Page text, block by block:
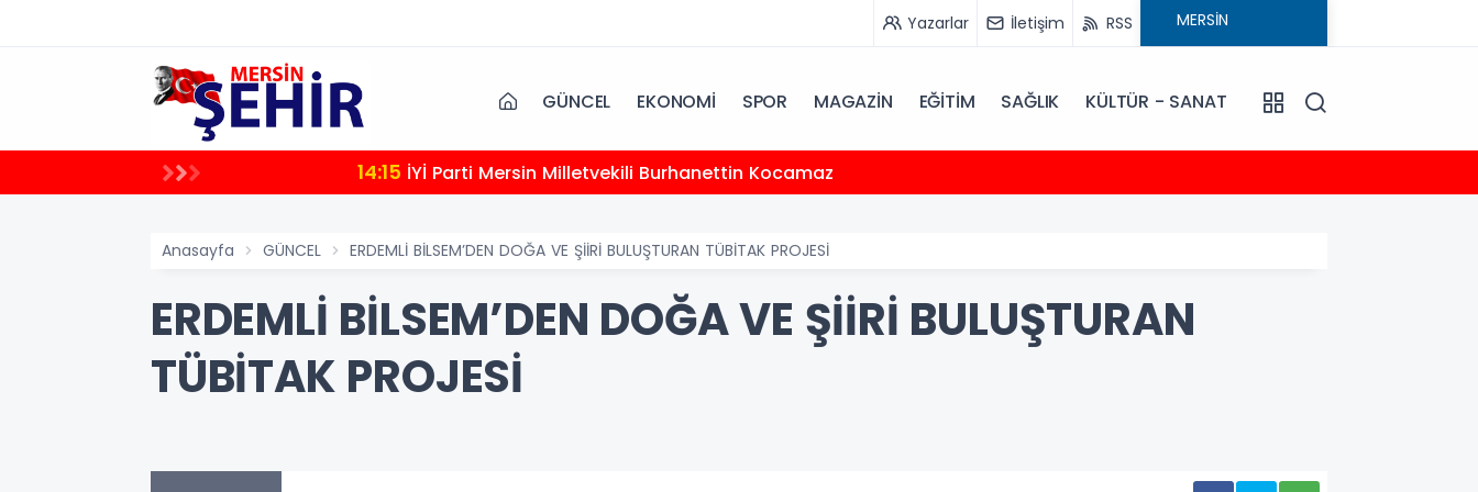
Yazarlar İletişim RSS
GÜNCEL EKONOMİ SPOR MAGAZİN EĞİTİM SAĞLIK KÜLTÜR - SANAT
14:15 İYİ Parti Mersin Milletvekili Burhanettin Kocamaz
Anasayfa GÜNCEL ERDEMLİ BİLSEM’DEN DOĞA VE ŞİİRİ BULUŞTURAN TÜBİTAK PROJESİ
ERDEMLİ BİLSEM’DEN DOĞA VE ŞİİRİ BULUŞTURAN
TÜBİTAK PROJESİ